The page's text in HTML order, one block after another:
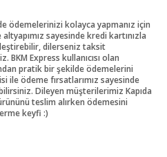
ödemelerinizi kolayca yapmanız için
sayesinde kredi kartınızla
dilerseniz taksit
BKM Express kullanıcısı olan
pratik bir şekilde ödemelerini
ile ödeme fırsatlarımız sayesinde
Dileyen müşterilerimiz Kapıda
teslim alırken ödemesini
keyfi :)